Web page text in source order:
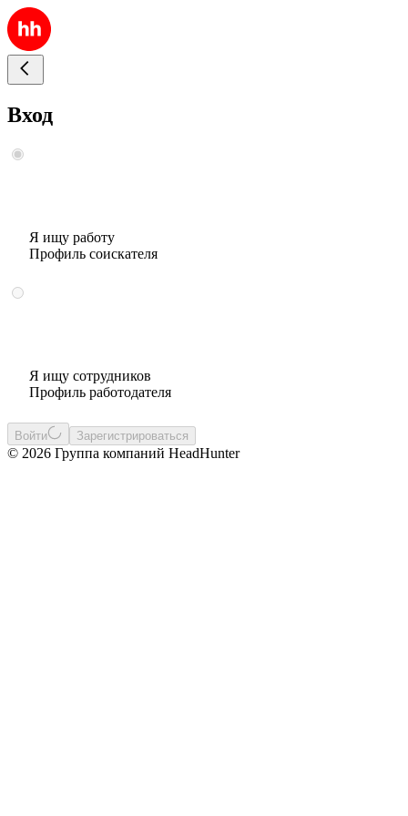
Вход
Я ищу работу
Профиль соискателя
Я ищу сотрудников
Профиль работодателя
Войти Зарегистрироваться
© 2026 Группа компаний HeadHunter